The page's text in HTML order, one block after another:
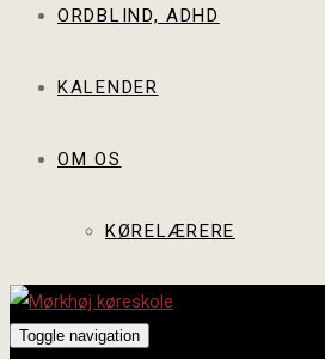
ORDBLIND, ADHD
KALENDER
OM OS
KØRELÆRERE
Toggle navigation